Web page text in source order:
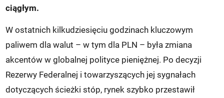
ciągłym.
W ostatnich kilkudziesięciu godzinach kluczowym
paliwem dla walut – w tym dla PLN – była zmiana
akcentów w globalnej polityce pieniężnej. Po decyzji
Rezerwy Federalnej i towarzyszących jej sygnałach
dotyczących ścieżki stóp, rynek szybko przestawił